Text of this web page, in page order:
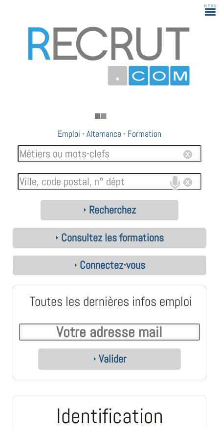
Emploi -Alternance - Formation
Recherchez
Consultez les formations
Connectez-vous
Toutes les dernières infos emploi
Valider
Identification